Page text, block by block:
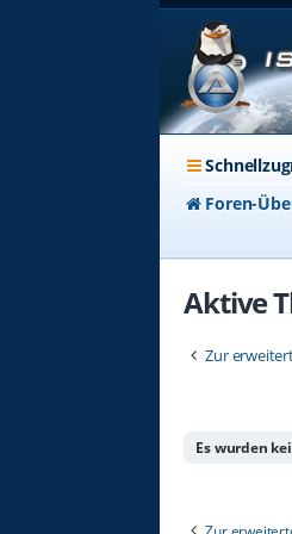
Foren-
Aktive
Zur
Es wurden